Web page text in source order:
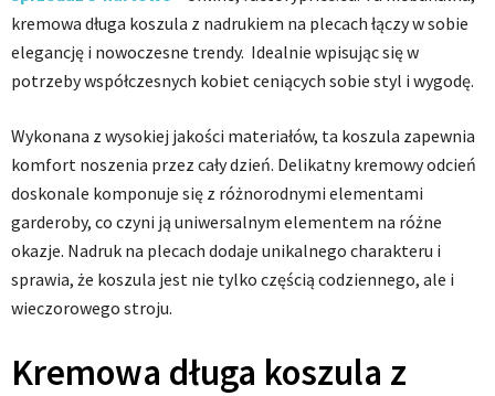
kremowa długa koszula z nadrukiem na plecach łączy w sobie
elegancję i nowoczesne trendy. Idealnie wpisując się w
potrzeby współczesnych kobiet ceniących sobie styl i wygodę.
Wykonana z wysokiej jakości materiałów, ta koszula zapewnia
komfort noszenia przez cały dzień. Delikatny kremowy odcień
doskonale komponuje się z różnorodnymi elementami
garderoby, co czyni ją uniwersalnym elementem na różne
okazje. Nadruk na plecach dodaje unikalnego charakteru i
sprawia, że koszula jest nie tylko częścią codziennego, ale i
wieczorowego stroju.
Kremowa długa koszula z